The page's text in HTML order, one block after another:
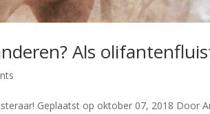
Als
Geplaatst op oktober 07, 2018 Door